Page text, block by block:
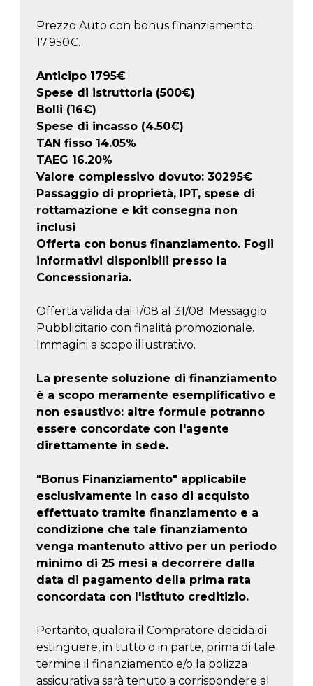
Prezzo Auto con bonus finanziamento:
17.950€.
Anticipo 1795€
Spese di istruttoria (500€)
Bolli (16€)
Spese di incasso (4.50€)
TAN fisso 14.05%
TAEG 16.20%
Valore complessivo dovuto: 30295€
Passaggio di proprietà, IPT, spese di
rottamazione e kit consegna non
inclusi
Offerta con bonus finanziamento. Fogli
informativi disponibili presso la
Concessionaria.
Offerta valida dal 1/08 al 31/08. Messaggio
Pubblicitario con finalità promozionale.
Immagini a scopo illustrativo.
La presente soluzione di finanziamento
è a scopo meramente esemplificativo e
non esaustivo: altre formule potranno
essere concordate con l'agente
direttamente in sede.
"Bonus Finanziamento" applicabile
esclusivamente in caso di acquisto
effettuato tramite finanziamento e a
condizione che tale finanziamento
venga mantenuto attivo per un periodo
minimo di 25 mesi a decorrere dalla
data di pagamento della prima rata
concordata con l'istituto creditizio.
Pertanto, qualora il Compratore decida di
estinguere, in tutto o in parte, prima di tale
termine il finanziamento e/o la polizza
assicurativa sarà tenuto a corrispondere al